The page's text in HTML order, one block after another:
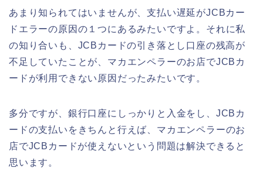
あまり知られてはいませんが、支払い遅延がJCBカー
ドエラーの原因の１つにあるみたいですよ。それに私
の知り合いも、JCBカードの引き落とし口座の残高が
不足していたことが、マカエンペラーのお店でJCBカ
ードが利用できない原因だったみたいです。
多分ですが、銀行口座にしっかりと入金をし、JCBカ
ードの支払いをきちんと行えば、マカエンペラーのお
店でJCBカードが使えないという問題は解決できると
思います。